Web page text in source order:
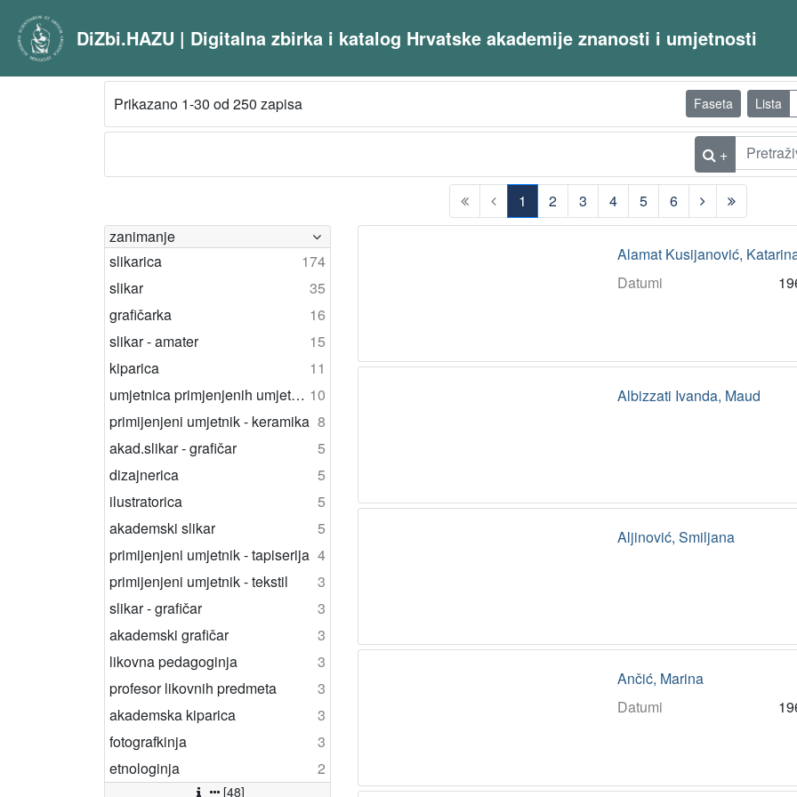
DiZbi.HAZU | Digitalna zbirka i katalog Hrvatske akademije znanosti i umjetnosti
Prikazano 1-30 od 250 zapisa Faseta Lista
+
1
(current)
2 3 4 5
6
zanimanje
slikarica
174
slikar
35
grafičarka
16
slikar - amater
15
kiparica
11
umjetnica primjenjenih umjetnosti 10
primijenjeni umjetnik - keramika 8
akad.slikar - grafičar
5
dizajnerica
5
ilustratorica
5
akademski slikar
5
primijenjeni umjetnik - tapiserija 4
primijenjeni umjetnik - tekstil
3
slikar - grafičar
3
akademski grafičar
3
likovna pedagoginja
3
profesor likovnih predmeta
3
akademska kiparica
3
fotografkinja
3
etnologinja
2
[48]
Alamat Kusijanović,
Datumi
Albizzati Ivanda, Maud
Aljinović, Smiljana
Ančić, Marina
Datumi